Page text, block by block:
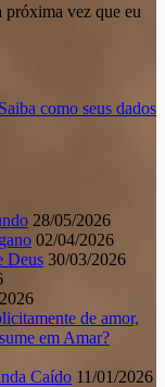
próxima vez que eu
Saiba como seus dados
28/05/2026
02/04/2026
Deus 30/03/2026
de amor,
em Amar?
Caído 11/01/2026